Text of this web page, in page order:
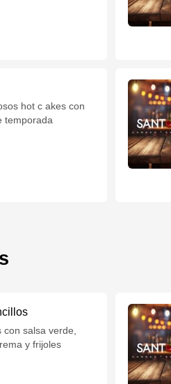
hot c akes con
temporada
salsa verde,
y frijoles